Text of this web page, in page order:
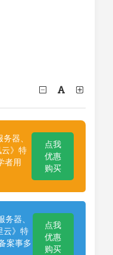
器、
》特
者用
点我
优惠
购买
器、
云》特
案事多
点我
优惠
购买